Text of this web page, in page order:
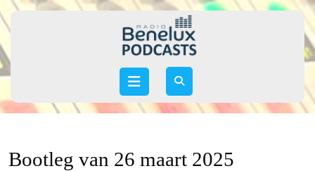
Skip
to
Open
Bootleg van 26 maart 2025